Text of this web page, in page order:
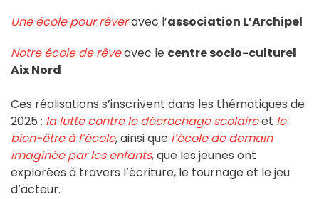
Une école pour rêveravec l’association L’Archipel
Notre école de rêveavec le centre socio-culturel
Aix Nord
Ces réalisations s’inscrivent dans les thématiques de
2025 : la lutte contre le décrochage scolaireet le
bien-être à l’école, ainsi que l’école de demain
imaginée par les enfants, que les jeunes ont
explorées à travers l’écriture, le tournage et le jeu
d’acteur.